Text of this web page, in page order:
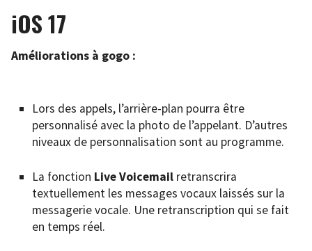
iOS 17
Améliorations à gogo :
Lors des appels, l’arrière-plan pourra être
personnalisé avec la photo de l’appelant. D’autres
niveaux de personnalisation sont au programme.
La fonction Live Voicemail retranscrira
textuellement les messages vocaux laissés sur la
messagerie vocale. Une retranscription qui se fait
en temps réel.